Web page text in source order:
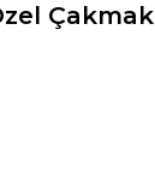
Çakmak